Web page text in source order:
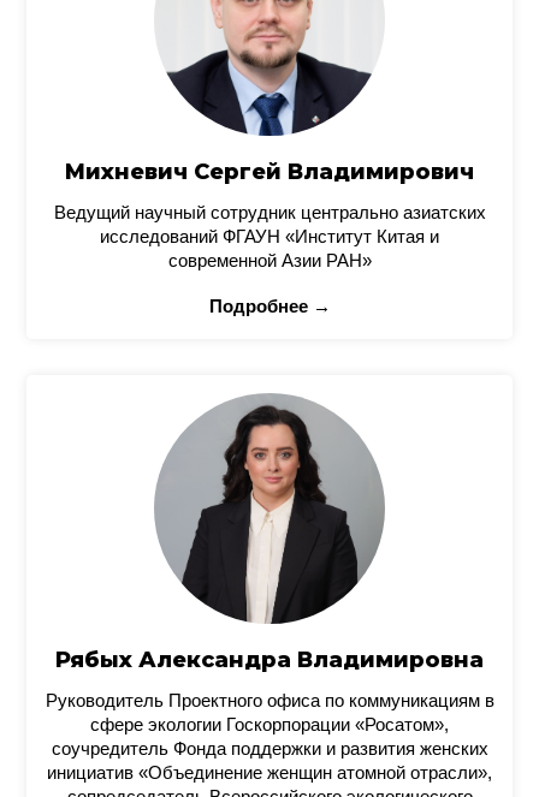
Михневич Сергей Владимирович
Ведущий научный сотрудник центрально азиатских
исследований ФГАУН «Институт Китая и
современной Азии РАН»
Подробнее →
Рябых Александра Владимировна
Руководитель Проектного офиса по коммуникациям в
сфере экологии Госкорпорации «Росатом»,
соучредитель Фонда поддержки и развития женских
инициатив «Объединение женщин атомной отрасли»,